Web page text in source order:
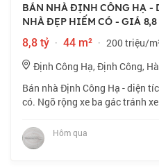
BÁN NHÀ ĐỊNH CÔNG HẠ -
NHÀ ĐẸP HIẾM CÓ - GIÁ 8,8
8,8 tỷ · 44 m² · 200 triệu/
Định Công Hạ, Định Công,
Bán nhà Định Công Hạ - diện
có. Ngõ rộng xe ba gác tránh
triệu/tháng. Phù hợp nhà đầu tư
Hôm qua